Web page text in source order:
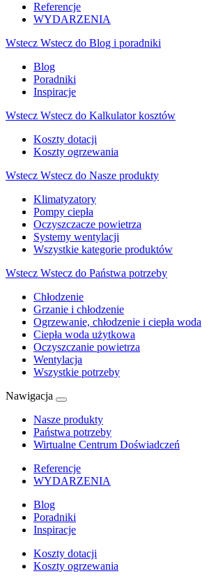
Referencje
WYDARZENIA
Wstecz Wstecz do Blog i poradniki
Blog
Poradniki
Inspiracje
Wstecz Wstecz do Kalkulator kosztów
Koszty dotacji
Koszty ogrzewania
Wstecz Wstecz do Nasze produkty
Klimatyzatory
Pompy ciepła
Oczyszczacze powietrza
Systemy wentylacji
Wszystkie kategorie produktów
Wstecz Wstecz do Państwa potrzeby
Chłodzenie
Grzanie i chłodzenie
Ogrzewanie, chłodzenie i ciepła woda
Ciepła woda użytkowa
Oczyszczanie powietrza
Wentylacja
Wszystkie potrzeby
Nawigacja
Nasze produkty
Państwa potrzeby
Wirtualne Centrum Doświadczeń
Referencje
WYDARZENIA
Blog
Poradniki
Inspiracje
Koszty dotacji
Koszty ogrzewania